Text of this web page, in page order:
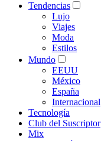
Tendencias
Lujo
Viajes
Moda
Estilos
Mundo
EEUU
México
España
Internacional
Tecnología
Club del Suscriptor
Mix